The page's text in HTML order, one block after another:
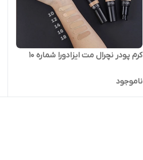
کرم پودر نچرال مت ایزادورا شماره 10
ناموجود